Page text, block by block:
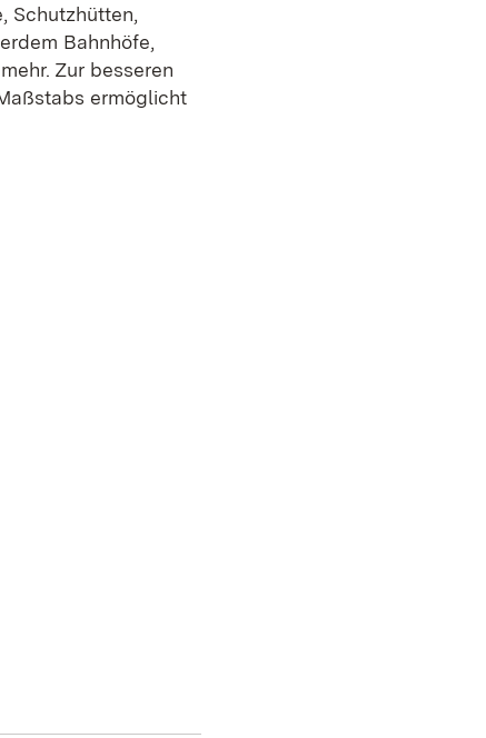
Schutzhütten,
Bahnhöfe,
Zur besseren
ermöglicht